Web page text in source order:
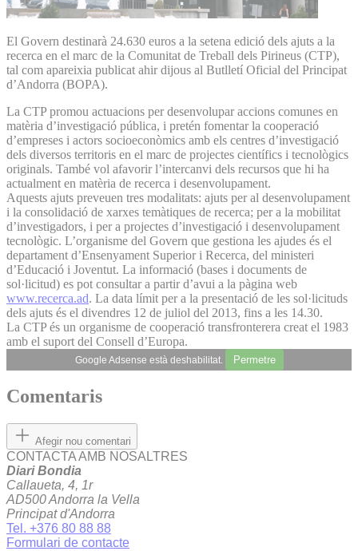
El Govern destinarà 24.630 euros a la setena edició dels ajuts a la
recerca en el marc de la Comunitat de Treball dels Pirineus (CTP),
tal com apareixia publicat ahir dijous al Butlletí Oficial del Principat
d’Andorra (BOPA).
La CTP promou actuacions per desenvolupar accions comunes en
matèria d’investigació pública, i pretén fomentar la cooperació
d’empreses i actors socioeconòmics amb els centres d’investigació
dels diversos territoris en el marc de projectes científics i tecnològics
originals. També vol afavorir l’intercanvi dels recursos que hi ha
actualment en matèria de recerca i desenvolupament.
Aquests ajuts preveuen tres modalitats: ajuts per al desenvolupament
i la consolidació de xarxes temàtiques de recerca; per a la mobilitat
d’investigadors, i per a projectes d’investigació i desenvolupament
tecnològic. L’organisme del Govern que gestiona les ajudes és el
departament d’Ensenyament Superior i Recerca, del ministeri
d’Educació i Joventut. La informació (bases i documents de
sol·licitud) es pot consultar a partir d’avui a la pàgina web
www.recerca.ad. La data límit per a la presentació de les sol·licituds
dels ajuts és el divendres 12 de juliol del 2013, fins a les 14.30.
La CTP és un organisme de cooperació transfronterera creat el 1983
amb el suport del Consell d’Europa.
Google Adsense està deshabilitat. Permetre
Comentaris
Afegir nou comentari
CONTACTA AMB NOSALTRES
Diari Bondia
Callaueta, 4, 1r
AD500 Andorra la Vella
Principat d'Andorra
Tel. +376 80 88 88
Formulari de contacte